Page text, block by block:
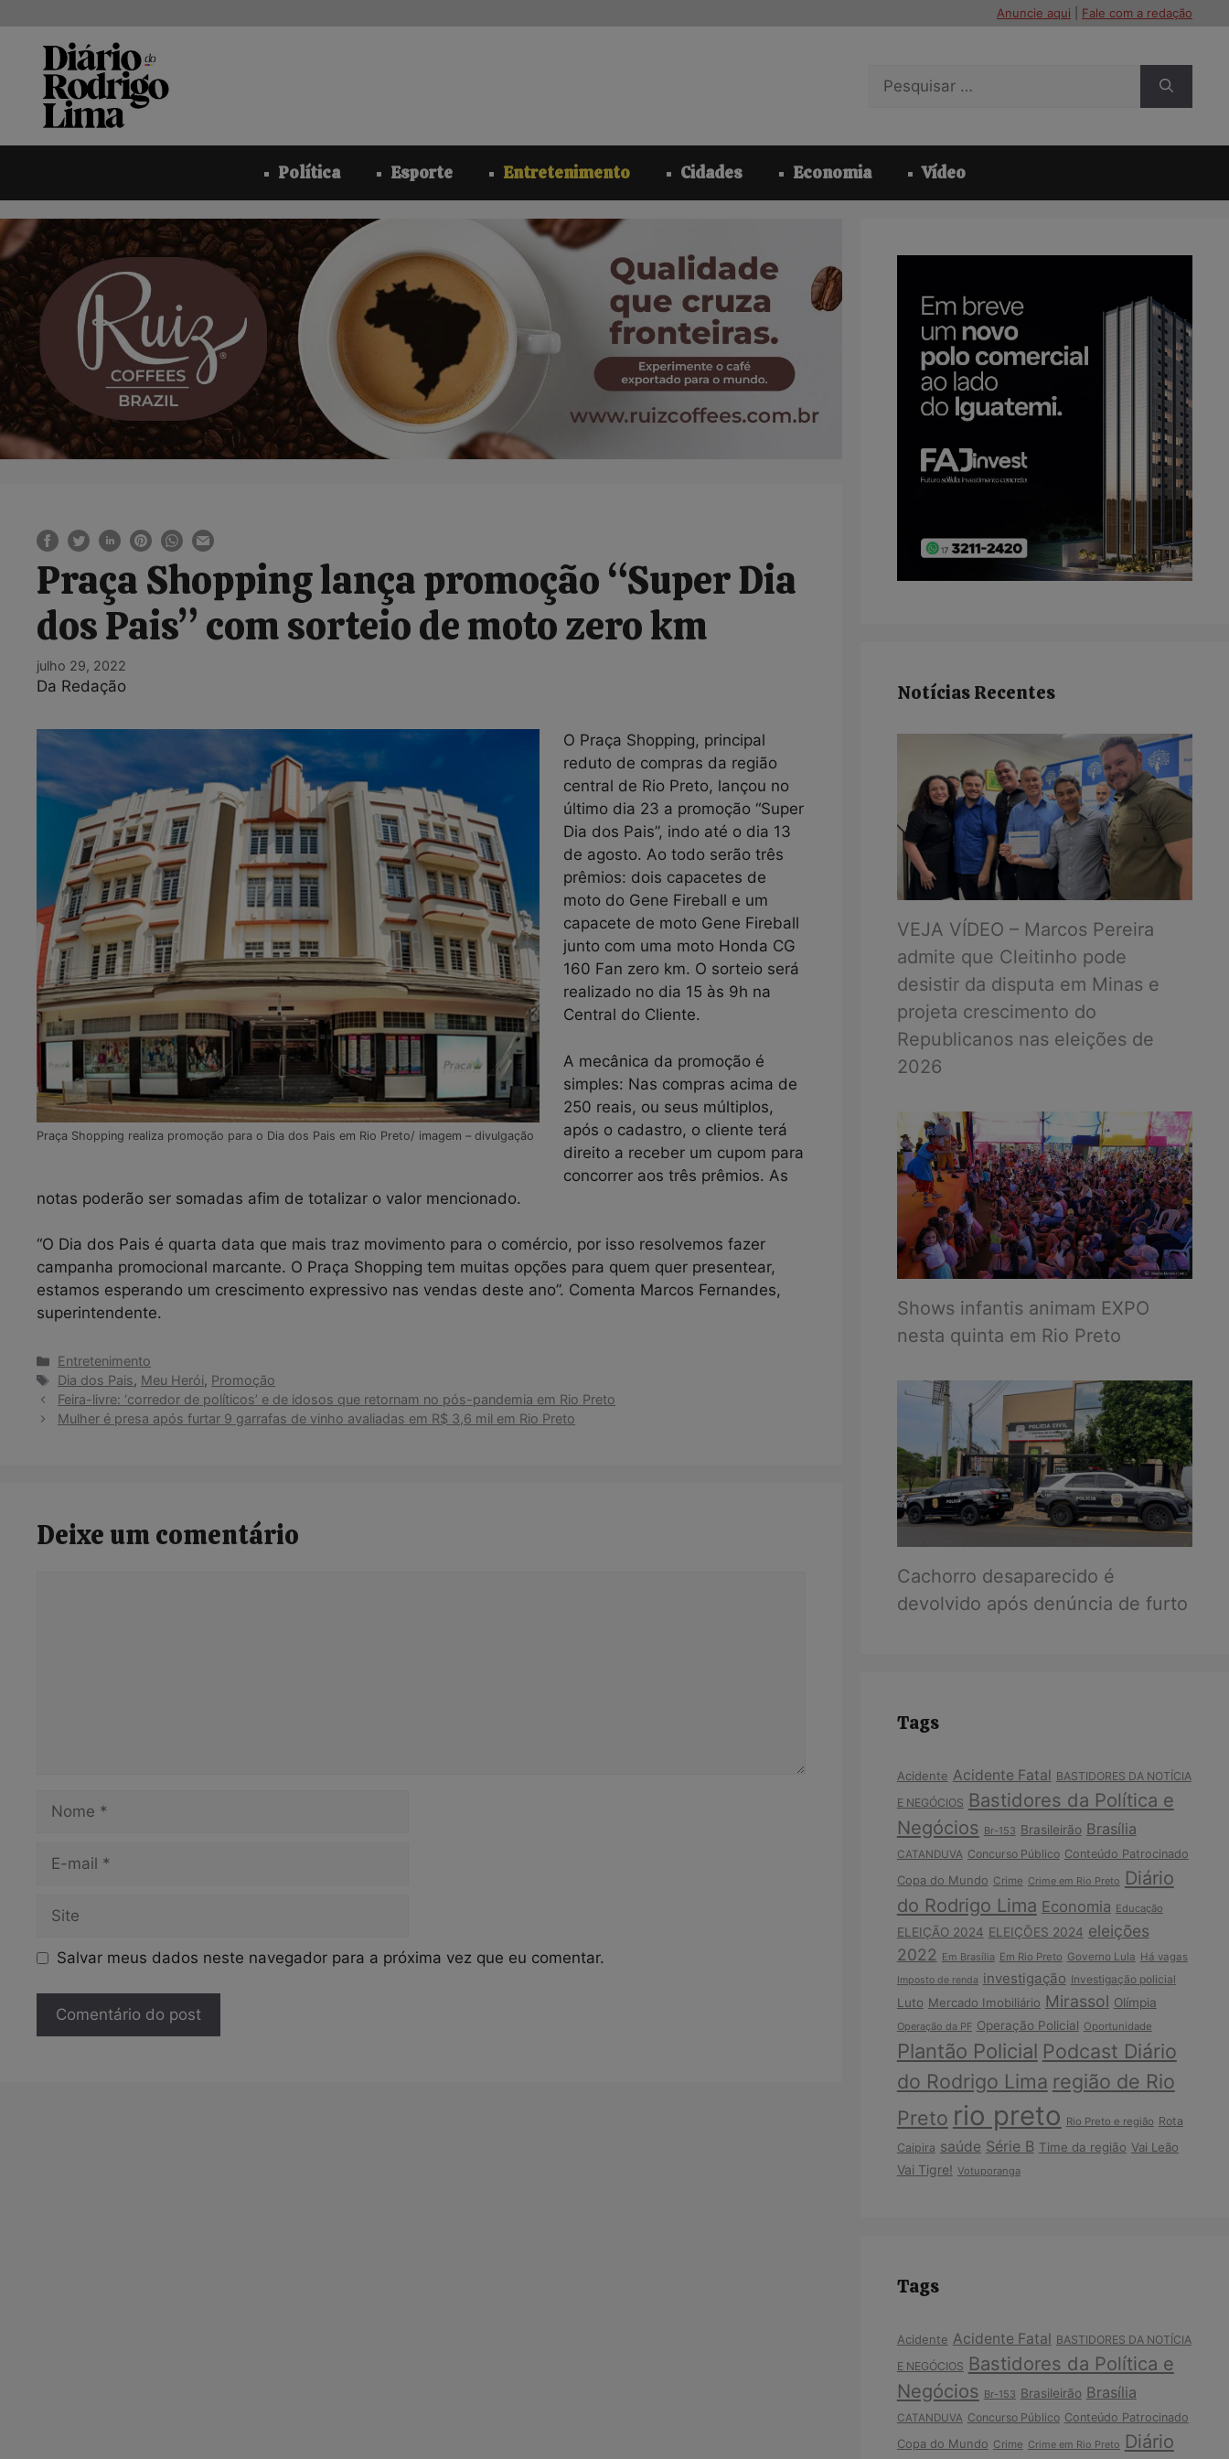
conteúdo
Anuncie aqui Fale com a redação
por:
Política Esporte Entretenimento Cidades Economia Vídeo
Praça Shopping lança promoção “Super Dia
dos Pais” com sorteio de moto zero km
julho 29, 2022
Da Redação
Praça Shopping realiza promoção para o Dia dos Pais em Rio Preto/ imagem – divulgação
O Praça Shopping, principal
reduto de compras da região
central de Rio Preto, lançou no
último dia 23 a promoção “Super
Dia dos Pais”, indo até o dia 13
de agosto. Ao todo serão três
prêmios: dois capacetes de
moto do Gene Fireball e um
capacete de moto Gene Fireball
junto com uma moto Honda CG
160 Fan zero km. O sorteio será
realizado no dia 15 às 9h na
Central do Cliente.
A mecânica da promoção é
simples: Nas compras acima de
250 reais, ou seus múltiplos,
após o cadastro, o cliente terá
direito a receber um cupom para
concorrer aos três prêmios. As
notas poderão ser somadas afim de totalizar o valor mencionado.
“O Dia dos Pais é quarta data que mais traz movimento para o comércio, por isso resolvemos fazer
campanha promocional marcante. O Praça Shopping tem muitas opções para quem quer presentear,
estamos esperando um crescimento expressivo nas vendas deste ano”. Comenta Marcos Fernandes,
superintendente.
Categorias
Entretenimento
Tags
Dia dos Pais, Meu Herói, Promoção
Feira-livre: ‘corredor de políticos’ e de idosos que retornam no pós-pandemia em Rio Preto
Mulher é presa após furtar 9 garrafas de vinho avaliadas em R$ 3,6 mil em Rio Preto
Deixe um comentário
Nome
Site
Salvar meus dados neste navegador para a próxima vez que eu comentar.
Notícias Recentes
VEJA VÍDEO – Marcos Pereira
admite que Cleitinho pode
desistir da disputa em Minas e
projeta crescimento do
Republicanos nas eleições de
2026
Shows infantis animam EXPO
nesta quinta em Rio Preto
Cachorro desaparecido é
devolvido após denúncia de furto
Tags
Acidente Acidente Fatal BASTIDORES DA NOTÍCIA
E NEGÓCIOS Bastidores da Política e
Negócios Br-153 Brasileirão Brasília
CATANDUVA Concurso Público Conteúdo Patrocinado
Copa do Mundo Crime Crime em Rio Preto Diário
do Rodrigo Lima Economia Educação
ELEIÇÃO 2024 ELEIÇÕES 2024 eleições
2022 Em Brasília Em Rio Preto Governo Lula Há vagas
Imposto de renda investigação Investigação policial
Luto Mercado Imobiliário Mirassol Olímpia
Operação da PF Operação Policial Oportunidade
Plantão Policial Podcast Diário
do Rodrigo Lima região de Rio
Preto rio preto Rio Preto e região Rota
Caipira saúde Série B Time da região Vai Leão
Vai Tigre! Votuporanga
Tags
Acidente Acidente Fatal BASTIDORES DA NOTÍCIA
E NEGÓCIOS Bastidores da Política e
Negócios Br-153 Brasileirão Brasília
CATANDUVA Concurso Público Conteúdo Patrocinado
Copa do Mundo Crime Crime em Rio Preto Diário